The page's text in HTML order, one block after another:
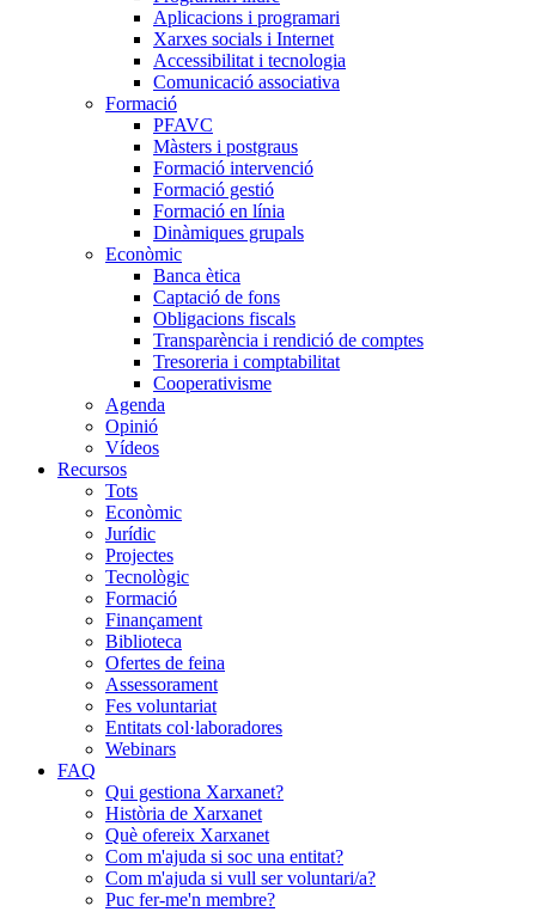
Aplicacions i programari
Xarxes socials i Internet
Accessibilitat i tecnologia
Comunicació associativa
Formació
PFAVC
Màsters i postgraus
Formació intervenció
Formació gestió
Formació en línia
Dinàmiques grupals
Econòmic
Banca ètica
Captació de fons
Obligacions fiscals
Transparència i rendició de comptes
Tresoreria i comptabilitat
Cooperativisme
Agenda
Opinió
Vídeos
Recursos
Tots
Econòmic
Jurídic
Projectes
Tecnològic
Formació
Finançament
Biblioteca
Ofertes de feina
Assessorament
Fes voluntariat
Entitats col·laboradores
Webinars
FAQ
Qui gestiona Xarxanet?
Història de Xarxanet
Què ofereix Xarxanet
Com m'ajuda si soc una entitat?
Com m'ajuda si vull ser voluntari/a?
Puc fer-me'n membre?